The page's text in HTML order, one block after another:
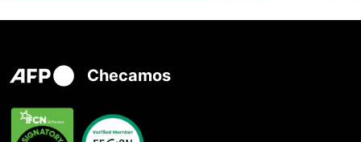
Checamos